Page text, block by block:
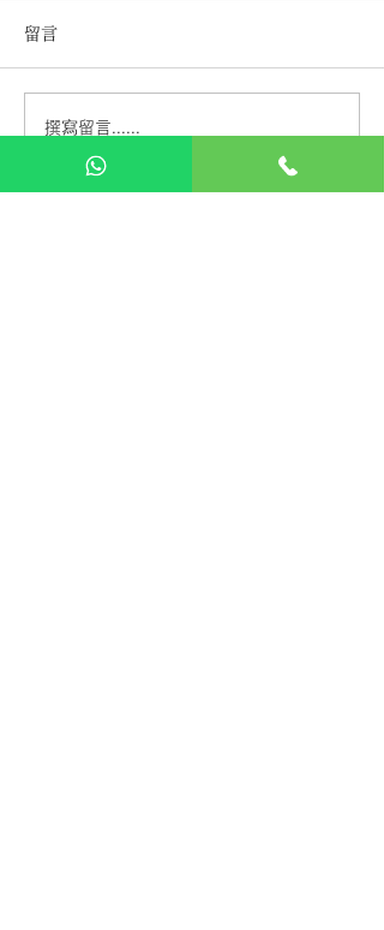
不怕變成肌肉女：Lady
PT 助你塑造溫柔線條美
留言
撰寫留言......